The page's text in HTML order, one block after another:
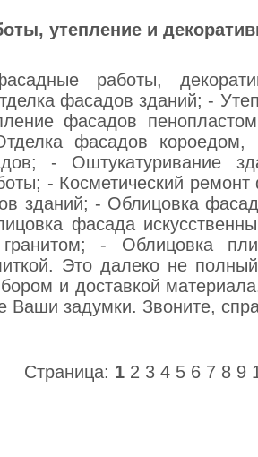
утепление и
работы,
фасадов зданий; -
фасадов
фасадов короедом,
- Оштукатуривание
- Косметический
зданий; - Облицовка
фасада
- Облицовка
Это далеко не
и доставкой
Ваши задумки. Звоните,
Страница: 1 2 3 4 5 6 7 8 9